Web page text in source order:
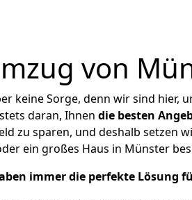
von
keine Sorge, denn wir sind hier,
daran, Ihnen die besten
zu sparen, und deshalb setzen
ein großes Haus in Münster
immer die perfekte Lösung